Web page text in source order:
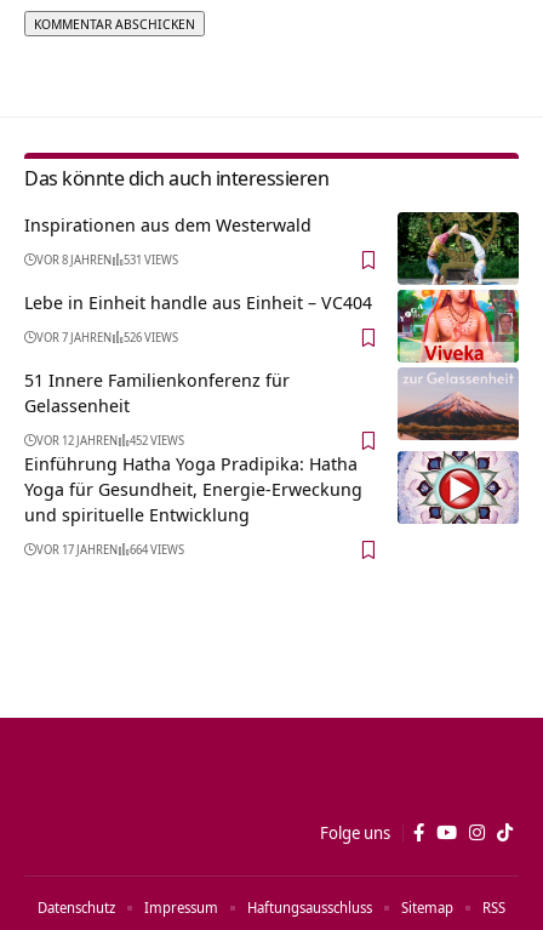
Das könnte dich auch interessieren
Inspirationen aus dem Westerwald
VOR 8 JAHREN 531 VIEWS
Lebe in Einheit handle aus Einheit – VC404
VOR 7 JAHREN 526 VIEWS
51 Innere Familienkonferenz für
Gelassenheit
VOR 12 JAHREN 452 VIEWS
Einführung Hatha Yoga Pradipika: Hatha
Yoga für Gesundheit, Energie-Erweckung
und spirituelle Entwicklung
VOR 17 JAHREN 664 VIEWS
Folge uns
Datenschutz Impressum Haftungsausschluss Sitemap RSS